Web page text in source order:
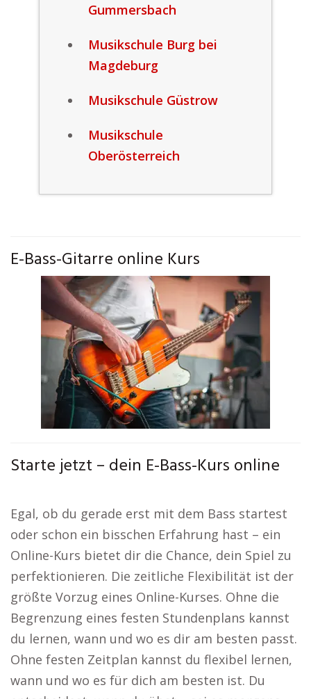
Gummersbach
Musikschule Burg bei
Magdeburg
Musikschule Güstrow
Musikschule
Oberösterreich
E-Bass-Gitarre online Kurs
Starte jetzt – dein E-Bass-Kurs online
Egal, ob du gerade erst mit dem Bass startest
oder schon ein bisschen Erfahrung hast – ein
Online-Kurs bietet dir die Chance, dein Spiel zu
perfektionieren. Die zeitliche Flexibilität ist der
größte Vorzug eines Online-Kurses. Ohne die
Begrenzung eines festen Stundenplans kannst
du lernen, wann und wo es dir am besten passt.
Ohne festen Zeitplan kannst du flexibel lernen,
wann und wo es für dich am besten ist. Du